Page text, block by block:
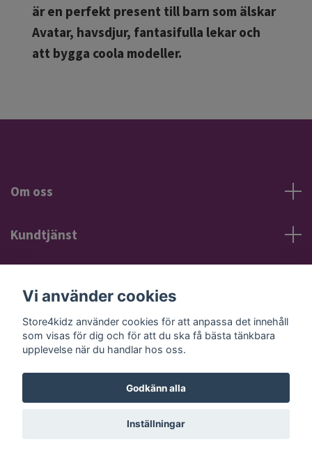
är en perfekt present till barn som älskar
Avatar, havsdjur, fantasifulla lekar och
att bygga coola modeller.
Om oss
Kundtjänst
Sociala medier
© 2026 Store4kidzPowered by Quickbutik
Vi använder cookies
Store4kidz använder cookies för att anpassa det innehåll
som visas för dig och för att du ska få bästa tänkbara
upplevelse när du handlar hos oss.
Godkänn alla
Inställningar